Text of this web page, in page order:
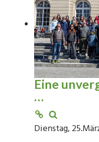
Eine
…
Dienstag,